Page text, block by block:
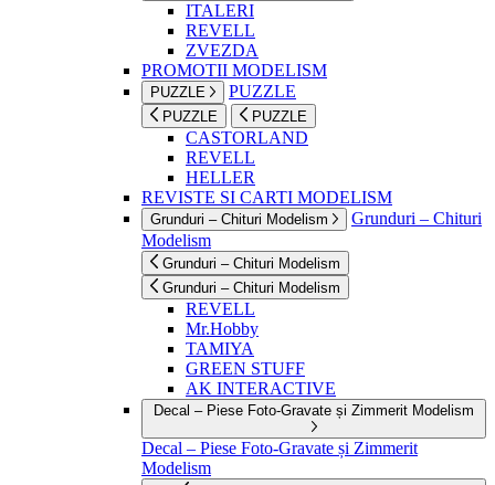
ITALERI
REVELL
ZVEZDA
PROMOTII MODELISM
PUZZLE PUZZLE
PUZZLE PUZZLE
CASTORLAND
REVELL
HELLER
REVISTE SI CARTI MODELISM
Grunduri – Chituri Modelism
Grunduri – Chituri
Modelism
Grunduri – Chituri Modelism
Grunduri – Chituri Modelism
REVELL
Mr.Hobby
TAMIYA
GREEN STUFF
AK INTERACTIVE
Decal – Piese Foto-Gravate și Zimmerit Modelism
Decal – Piese Foto-Gravate și Zimmerit
Modelism